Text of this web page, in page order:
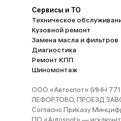
Сервисы и ТО
Техническое
Кузовной ремонт
Замена масла и фильтров
Диагностика
Ремонт КПП
Шиномонтаж
ООО «Автоспот» (ИНН
ЛЕФОРТОВО, ПРОЕЗД
Согласно Приказу